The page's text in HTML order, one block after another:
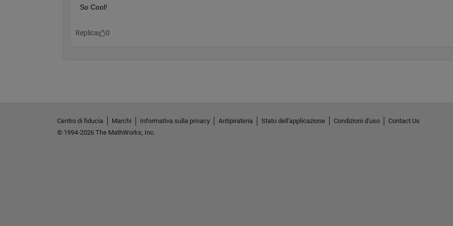
Centro di fiducia Marchi Informativa sulla privacy Antipirateria Stato dell'applicazione Condizioni d'uso
Contact Us
© 1994-2026 The MathWorks, Inc.